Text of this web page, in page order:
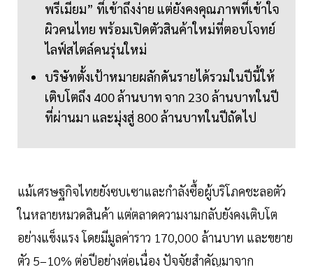
พรีเมียม” ที่เข้าถึงง่าย แต่ยังคงคุณภาพที่เข้าใจ
ผิวคนไทย พร้อมเปิดตัวสินค้าใหม่ที่ตอบโจทย์
ไลฟ์สไตล์คนรุ่นใหม่
บริษัทตั้งเป้าหมายผลักดันรายได้รวมในปีนี้ให้
เติบโตถึง 400 ล้านบาท จาก 230 ล้านบาทในปี
ที่ผ่านมา และมุ่งสู่ 800 ล้านบาทในปีถัดไป
แม้เศรษฐกิจไทยยังซบเซาและกำลังซื้อผู้บริโภคชะลอตัว
ในหลายหมวดสินค้า แต่ตลาดความงามกลับยังคงเติบโต
อย่างแข็งแรง โดยมีมูลค่าราว 170,000 ล้านบาท และขยาย
ตัว 5–10% ต่อปีอย่างต่อเนื่อง ปัจจัยสำคัญมาจาก